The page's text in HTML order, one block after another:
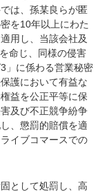
は、孫某良らが匿
を10年以上にわた
用し、当該会社及
命じ、同様の侵害
」に係わる営業秘密
護において有益な
益を公正平等に保
及び不正競争紛争
、懲罰的賠償を適
イブコマースでの
として処罰し、高